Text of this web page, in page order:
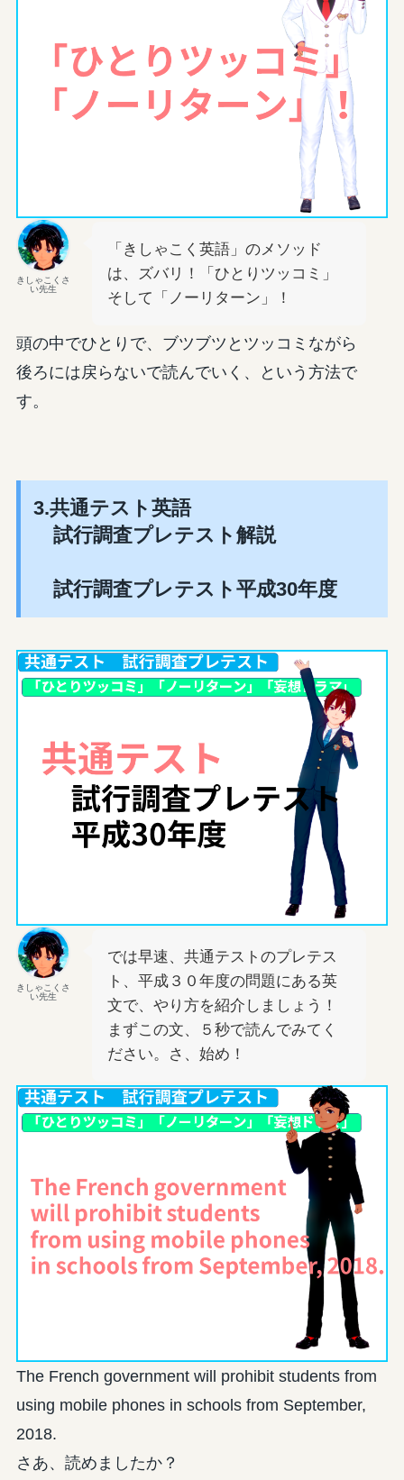
きしゃこくさ
い先生
「きしゃこく英語」のメソッド
は、ズバリ！「ひとりツッコミ」
そして「ノーリターン」！
頭の中でひとりで、ブツブツとツッコミながら
後ろには戻らないで読んでいく、という方法で
す。
3.共通テスト英語
試行調査プレテスト解説
試行調査プレテスト平成30年度
きしゃこくさ
い先生
では早速、共通テストのプレテス
ト、平成３０年度の問題にある英
文で、やり方を紹介しましょう！
まずこの文、５秒で読んでみてく
ださい。さ、始め！
The French government will prohibit students from
using mobile phones in schools from September,
2018.
さあ、読めましたか？